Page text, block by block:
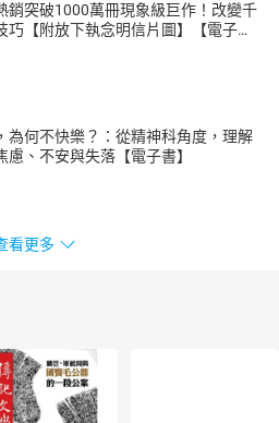
銷突破1000萬冊現象級巨作！改變千
巧【附放下執念明信片圖】【電子
為何不快樂？：從精神科角度，理解
慮、不安與失落【電子書】
看更多